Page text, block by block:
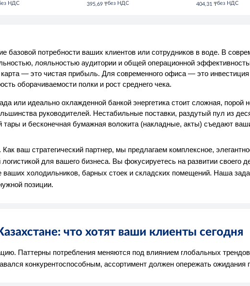
НДС 395,69 ₸без НДС 404,31 ₸без НДС
базовой потребности ваших клиентов или сотрудников в воде. В
лояльностью аудитории и общей операционной
— это чистая прибыль. Для современного офиса — это инвестиция
оборачиваемости полки и рост среднего чека.
или идеально охлажденной банкой энергетика стоит сложная, порой
руководителей. Нестабильные поставки, раздутый пул из
тары и бесконечная бумажная волокита (накладные, акты) съедают
ваш стратегический партнер, мы предлагаем комплексное,
для вашего бизнеса. Вы фокусируетесь на развитии своего
холодильников, барных стоек и складских помещений. Наша
позиции.
что хотят ваши клиенты сегодня
Паттерны потребления меняются под влиянием глобальных трендов
конкурентоспособным, ассортимент должен опережать ожидания